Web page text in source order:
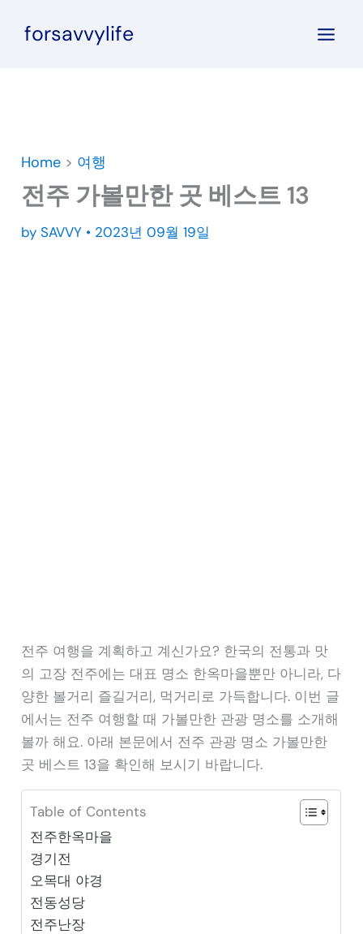
forsavvylife
Home > 여행
전주 가볼만한 곳 베스트 13
by SAVVY • 2023년 09월 19일
전주 여행을 계획하고 계신가요? 한국의 전통과 맛
의 고장 전주에는 대표 명소 한옥마을뿐만 아니라, 다
양한 볼거리 즐길거리, 먹거리로 가득합니다. 이번 글
에서는 전주 여행할 때 가볼만한 관광 명소를 소개해
볼까 해요. 아래 본문에서 전주 관광 명소 가볼만한
곳 베스트 13을 확인해 보시기 바랍니다.
Table of Contents
전주한옥마을
경기전
오목대 야경
전동성당
전주난장